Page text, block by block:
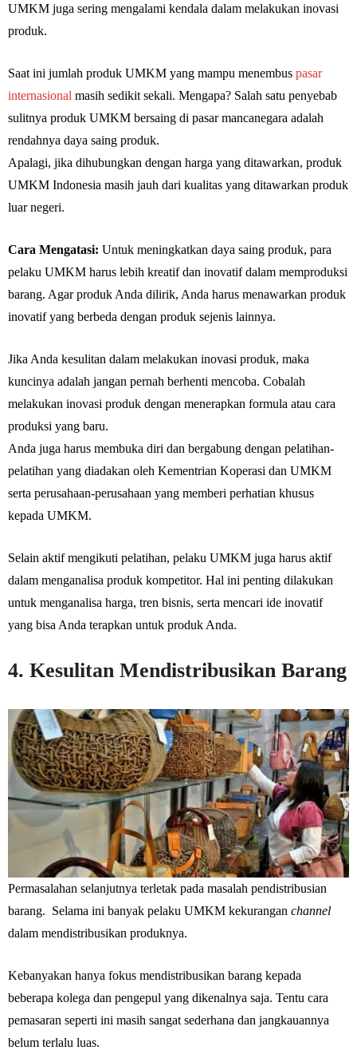
UMKM juga sering mengalami kendala dalam melakukan inovasi
produk.
Saat ini jumlah produk UMKM yang mampu menembus pasar
internasional masih sedikit sekali. Mengapa? Salah satu penyebab
sulitnya produk UMKM bersaing di pasar mancanegara adalah
rendahnya daya saing produk.
Apalagi, jika dihubungkan dengan harga yang ditawarkan, produk
UMKM Indonesia masih jauh dari kualitas yang ditawarkan produk
luar negeri.
Cara Mengatasi: Untuk meningkatkan daya saing produk, para
pelaku UMKM harus lebih kreatif dan inovatif dalam memproduksi
barang. Agar produk Anda dilirik, Anda harus menawarkan produk
inovatif yang berbeda dengan produk sejenis lainnya.
Jika Anda kesulitan dalam melakukan inovasi produk, maka
kuncinya adalah jangan pernah berhenti mencoba. Cobalah
melakukan inovasi produk dengan menerapkan formula atau cara
produksi yang baru.
Anda juga harus membuka diri dan bergabung dengan pelatihan-
pelatihan yang diadakan oleh Kementrian Koperasi dan UMKM
serta perusahaan-perusahaan yang memberi perhatian khusus
kepada UMKM.
Selain aktif mengikuti pelatihan, pelaku UMKM juga harus aktif
dalam menganalisa produk kompetitor. Hal ini penting dilakukan
untuk menganalisa harga, tren bisnis, serta mencari ide inovatif
yang bisa Anda terapkan untuk produk Anda.
4. Kesulitan Mendistribusikan Barang
Permasalahan selanjutnya terletak pada masalah pendistribusian
barang. Selama ini banyak pelaku UMKM kekurangan channel
dalam mendistribusikan produknya.
Kebanyakan hanya fokus mendistribusikan barang kepada
beberapa kolega dan pengepul yang dikenalnya saja. Tentu cara
pemasaran seperti ini masih sangat sederhana dan jangkauannya
belum terlalu luas.